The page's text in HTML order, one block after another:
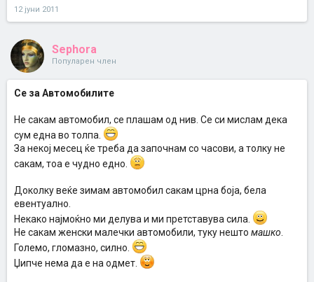
12 јуни 2011
Sephora
Популарен член
Се за Автомобилите
Не сакам автомобил, се плашам од нив. Се си мислам дека
сум една во толпа.
За некој месец ќе треба да започнам со часови, а толку не
сакам, тоа е чудно едно.
Доколку веќе зимам автомобил сакам црна боја, бела
евентуално.
Некако најмоќно ми делува и ми претставува сила.
Не сакам женски малечки автомобили, туку нешто машко
Големо, гломазно, силно.
Џипче нема да е на одмет.